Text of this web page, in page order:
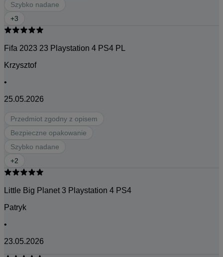
Szybko nadane
+3
Fifa 2023 23 Playstation 4 PS4 PL
Krzysztof
•
25.05.2026
Przedmiot zgodny z opisem
Bezpieczne opakowanie
Szybko nadane
+2
Little Big Planet 3 Playstation 4 PS4
Patryk
•
23.05.2026